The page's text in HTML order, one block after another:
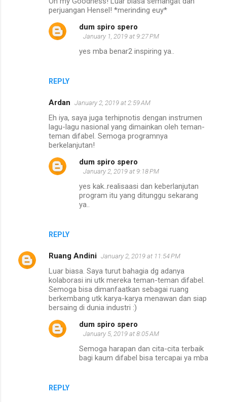
perjuangan Hensel! *merinding euy*
REPLY
dum spiro spero
January 1, 2019 at 9:27 PM
yes mba benar2 inspiring ya..
Ardan January 2, 2019 at 2:59 AM
Eh iya, saya juga terhipnotis dengan instrumen
lagu-lagu nasional yang dimainkan oleh teman-
teman difabel. Semoga programnya
berkelanjutan!
REPLY
dum spiro spero
January 2, 2019 at 9:18 PM
yes kak..realisaasi dan keberlanjutan
program itu yang ditunggu sekarang
ya..
Ruang Andini January 2, 2019 at 11:54 PM
Luar biasa. Saya turut bahagia dg adanya
kolaborasi ini utk mereka teman-teman difabel.
Semoga bisa dimanfaatkan sebagai ruang
berkembang utk karya-karya menawan dan siap
bersaing di dunia industri :)
REPLY
dum spiro spero
January 5, 2019 at 8:05 AM
Semoga harapan dan cita-cita terbaik
bagi kaum difabel bisa tercapai ya mba